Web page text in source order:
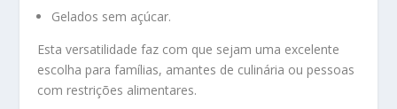
Gelados sem açúcar.
Esta versatilidade faz com que sejam uma excelente
escolha para famílias, amantes de culinária ou pessoas
com restrições alimentares.